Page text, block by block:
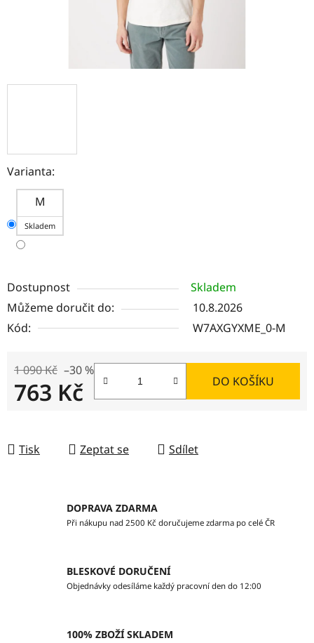
Varianta:
M
Skladem
Dostupnost
Skladem
Můžeme doručit do:
10.8.2026
Kód:
W7AXGYXME_0-M
1 090 Kč –30 %
763 Kč DO KOŠÍKU
Tisk Zeptat se Sdílet
DOPRAVA ZDARMA
Při nákupu nad 2500 Kč doručujeme zdarma po celé ČR
BLESKOVÉ DORUČENÍ
Objednávky odesíláme každý pracovní den do 12:00
100% ZBOŽÍ SKLADEM